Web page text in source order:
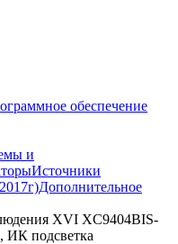
обеспечение
и
Источники
Дополнительное
XVI XC9404BIS-
ИК подсветка